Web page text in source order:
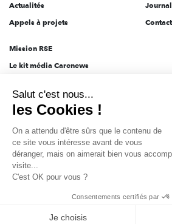
Actualités
Appels à projets
Contact
Mission RSE
Le kit média Carenews
AEF info
Novethic
PRODURABLE
Inclusiv Day
Données personnelles Mentions légales
Salut c'est nous...
les Cookies !
On a attendu d'être sûrs que le contenu de
ce site vous intéresse avant de vous
déranger, mais on aimerait bien vous
visite...
C'est OK pour vous ?
Consentements certifiés par
Je choisis